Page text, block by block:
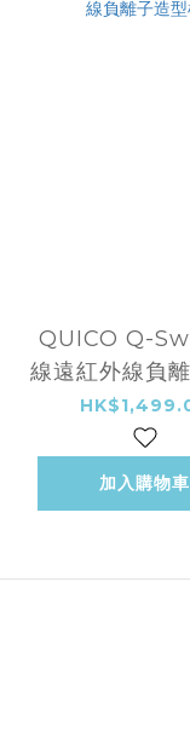
QUICO Q-
線遠紅外線負離
梳
加入購物車